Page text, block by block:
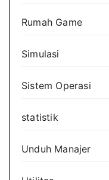
Rumah Game
Simulasi
Sistem Operasi
statistik
Unduh Manajer